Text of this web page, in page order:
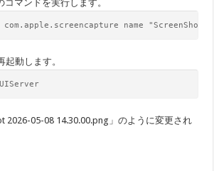
マンドを実行します。
name "ScreenShot"
起動します。
2026-05-08 14.30.00.png」のように変更され